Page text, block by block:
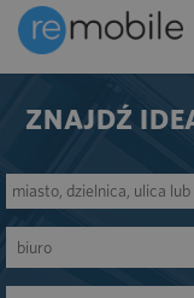
ZNAJDŹ